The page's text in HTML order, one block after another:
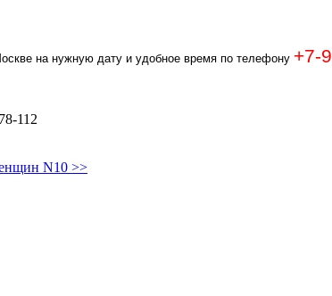
на нужную дату и удобное время по телефону +7-
112
N10 >>